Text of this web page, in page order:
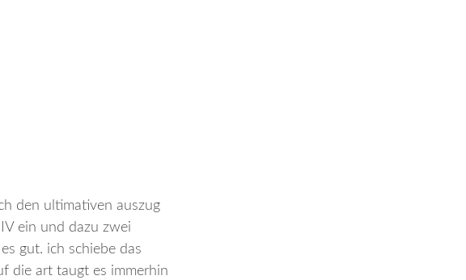
den ultimativen auszug
ein und dazu zwei
gut. ich schiebe das
die art taugt es immerhin